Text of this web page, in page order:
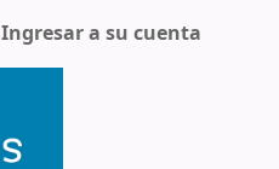
Ingresar a su cuenta